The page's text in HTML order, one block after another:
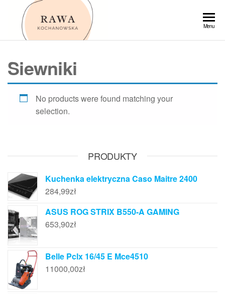
Przejdź
Menu
Siewniki
No products were found matching your
selection.
PRODUKTY
Kuchenka elektryczna Caso Maitre 2400
284,99zł
ASUS ROG STRIX B550-A GAMING
653,90zł
Belle Pclx 16/45 E Mce4510
11000,00zł